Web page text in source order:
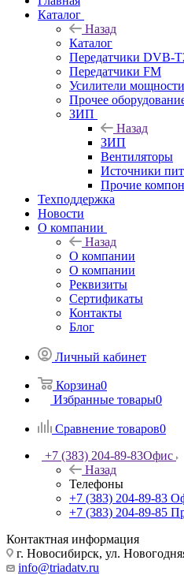
Каталог
Назад
Каталог
Передатчики DVB-
Передатчики FM
Усилители мощности
Прочее
ЗИП
Назад
ЗИП
Вентиляторы
Источники
Прочие
Техподдержка
Новости
О компании
Назад
О компании
О компании
Реквизиты
Сертификаты
Контакты
Блог
Личный кабинет
Корзина0
Избранные товары0
Сравнение товаров0
+7 (383) 204-89-83Офис
Назад
Телефоны
+7 (383) 204-89-83
+7 (383) 204-89-85
Контактная информация
г. Новосибирск, ул.
info@triadatv.ru